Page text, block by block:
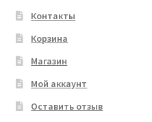
Контакты
Корзина
Магазин
Мой аккаунт
Оставить отзыв